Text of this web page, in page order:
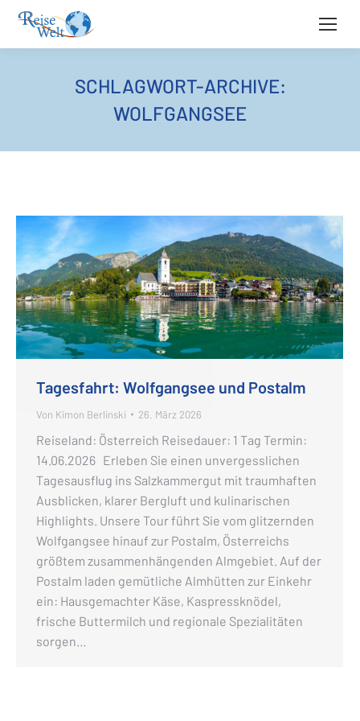
SCHLAGWORT-ARCHIVE:
WOLFGANGSEE
Tagesfahrt: Wolfgangsee und Postalm
Von Kimon Berlinski 26. März 2026
Reiseland: Österreich Reisedauer: 1 Tag Termin:
14.06.2026 Erleben Sie einen unvergesslichen
Tagesausflug ins Salzkammergut mit traumhaften
Ausblicken, klarer Bergluft und kulinarischen
Highlights. Unsere Tour führt Sie vom glitzernden
Wolfgangsee hinauf zur Postalm, Österreichs
größtem zusammenhängenden Almgebiet. Auf der
Postalm laden gemütliche Almhütten zur Einkehr
ein: Hausgemachter Käse, Kaspressknödel,
frische Buttermilch und regionale Spezialitäten
sorgen…